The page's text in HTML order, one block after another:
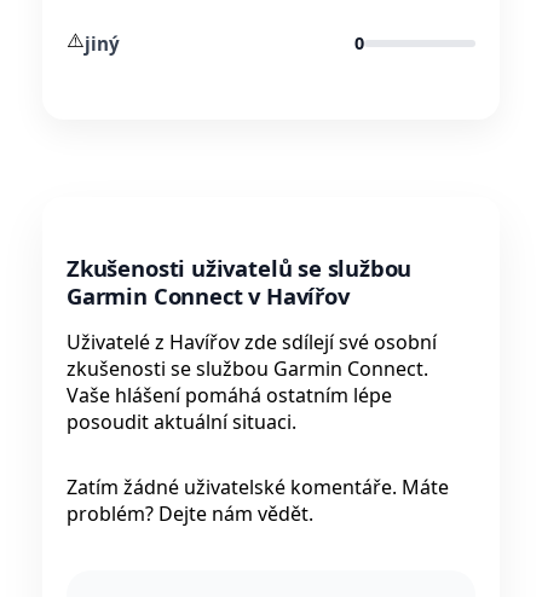
⚠️jiný 0
Zkušenosti uživatelů se službou
Garmin Connect v Havířov
Uživatelé z Havířov zde sdílejí své osobní
zkušenosti se službou Garmin Connect.
Vaše hlášení pomáhá ostatním lépe
posoudit aktuální situaci.
Zatím žádné uživatelské komentáře. Máte
problém? Dejte nám vědět.